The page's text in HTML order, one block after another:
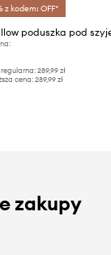
z kodem: OFF*
poduszka pod
289,99 zł
cena: 289,99 zł
zakupy